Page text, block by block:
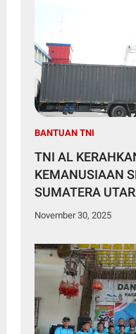
BANTUAN TNI
TNI AL
KEMANUSIAAN
SUMATERA
BARAT
November 30, 2025